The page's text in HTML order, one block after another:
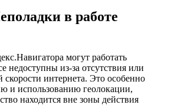
в работе
могут работать
недоступны из-за отcутствия или
скорости интернета. Это особенно
и использованию геолокации,
находится вне зоны действия